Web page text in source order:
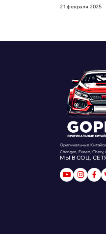
21 февраля 2025
Оригинальные
Changan, Exeed, Chery,
МЫ В СОЦ.